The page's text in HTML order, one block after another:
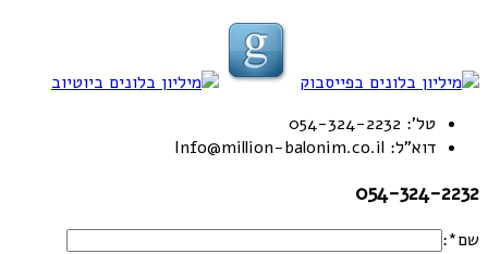
טל': 054-324-2232
דוא"ל: Info@million-balonim.co.il
054-324-2232
שם*: